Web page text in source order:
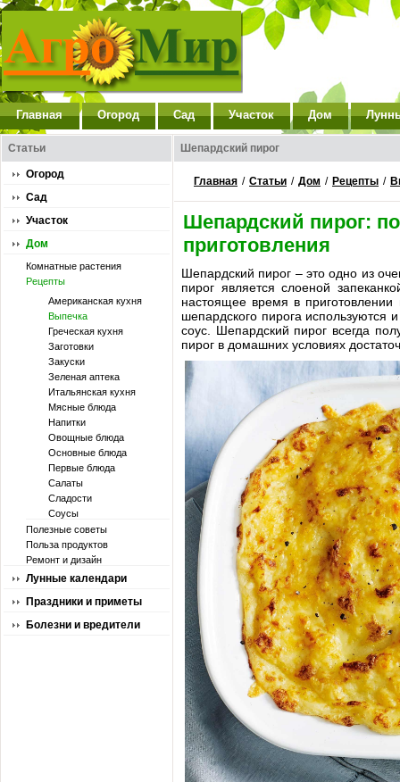
Главная Огород Сад Участок Дом
Статьи
Огород
Сад
Участок
Дом
Комнатные растения
Рецепты
Американская кухня
Выпечка
Греческая кухня
Заготовки
Закуски
Зеленая аптека
Итальянская кухня
Мясные блюда
Напитки
Овощные блюда
Основные блюда
Первые блюда
Салаты
Сладости
Соусы
Полезные советы
Польза продуктов
Ремонт и дизайн
Лунные календари
Праздники и приметы
Болезни и вредители
Шепардский пирог
Главная / Статьи / Дом / Рецепты /
Шепардский пирог:
приготовления
Шепардский пирог – это одно из
пирог является слоеной
настоящее время в
шепардского пирога используются
соус. Шепардский пирог всегда
пирог в домашних условиях